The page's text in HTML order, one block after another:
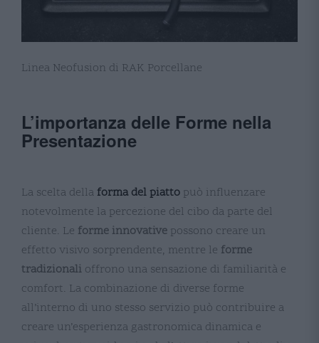
Linea Neofusion di RAK Porcellane
L’importanza delle Forme nella
Presentazione
La scelta della forma del piatto può influenzare
notevolmente la percezione del cibo da parte del
cliente. Le forme innovative possono creare un
effetto visivo sorprendente, mentre le forme
tradizionali offrono una sensazione di familiarità e
comfort. La combinazione di diverse forme
all’interno di uno stesso servizio può contribuire a
creare un’esperienza gastronomica dinamica e